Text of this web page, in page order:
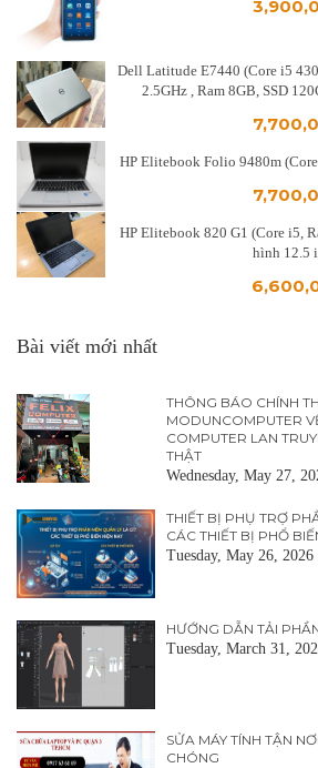
Dell Latitude E7440 (Core i5
2.5GHz , Ram 8GB, SSD
HP Elitebook Folio 9480m
HP Elitebook 820 G1 (Core i5,
hình 12.5
Bài viết mới nhất
THÔNG BÁO CHÍNH
MODUNCOMPUTER
COMPUTER LAN
THẬT
Wednesday, May 27,
THIẾT BỊ PHỤ TRỢ
CÁC THIẾT BỊ PHỔ
Tuesday, May 26, 2026
HƯỚNG DẪN TẢI
Tuesday, March 31,
SỬA MÁY TÍNH TẬN
CHÓNG